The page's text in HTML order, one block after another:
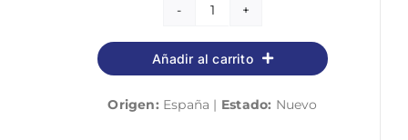
Técnico/a
Especialista
del
Andaluz
Añadir al carrito
Origen: España | Estado: Nuevo